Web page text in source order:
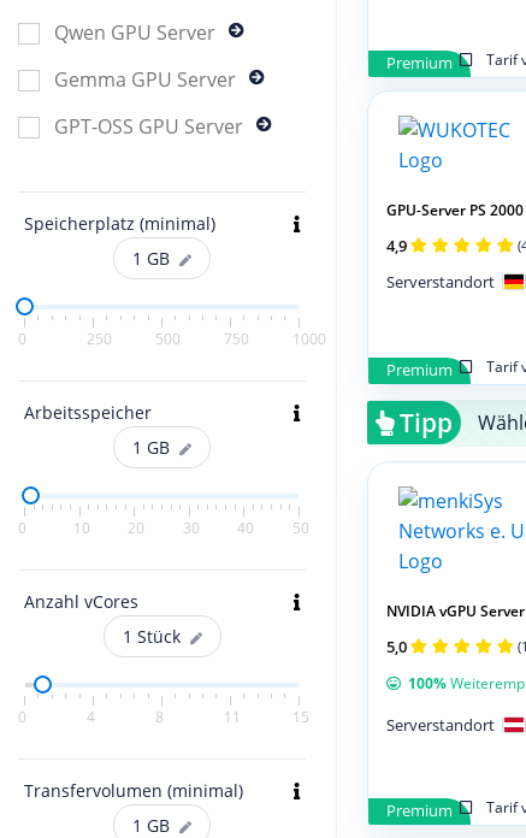
Qwen GPU Server
Gemma GPU Server
GPT-OSS GPU Server
Speicherplatz (minimal)
1 GB
0 250 500 750 1000
Arbeitsspeicher
1 GB
0 10 20 30 40 50
Anzahl vCores
1 Stück
0 4 8 11 15
Transfervolumen (minimal)
1 GB
Premium
Tarif
Premium
Tarif
GPU-Server PS
4,9
Serverstandort
Tipp
Premium
Tarif
NVIDIA vGPU
5,0
100%
Serverstandort